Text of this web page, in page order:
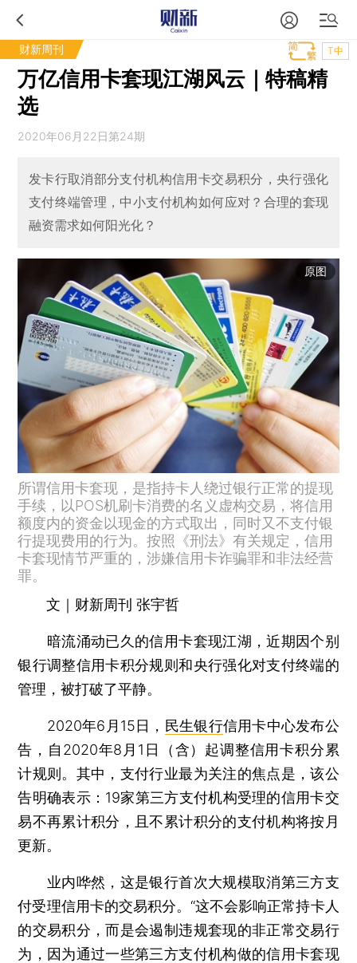
财新周刊 T中
万亿信用卡套现江湖风云｜特稿精
选
2020年06月22日第24期
发卡行取消部分支付机构信用卡交易积分，央行强化
支付终端管理，中小支付机构如何应对？合理的套现
融资需求如何阳光化？
原图
所谓信用卡套现，是指持卡人绕过银行正常的提现
手续，以POS机刷卡消费的名义虚构交易，将信用
额度内的资金以现金的方式取出，同时又不支付银
行提现费用的行为。按照《刑法》有关规定，信用
卡套现情节严重的，涉嫌信用卡诈骗罪和非法经营
罪。
文｜财新周刊 张宇哲
暗流涌动已久的信用卡套现江湖，近期因个别
银行调整信用卡积分规则和央行强化对支付终端的
管理，被打破了平静。
2020年6月15日， 民生银行信用卡中心发布公
告，自2020年8月1日（含）起调整信用卡积分累
计规则。其中，支付行业最为关注的焦点是，该公
告明确表示：19家第三方支付机构受理的信用卡交
易不再累计积分，且不累计积分的支付机构将按月
更新。
业内哗然，这是银行首次大规模取消第三方支
付受理信用卡的交易积分。“这不会影响正常持卡人
的交易积分，而是会遏制违规套现的非正常交易行
为，因为通过一些第三方支付机构做的信用卡套现